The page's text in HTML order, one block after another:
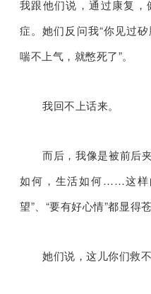
我跟他们说，通过康复
症。她们反问我“你见过
喘不上气，就憋死了”。
我回不上话来。
而后，我像是被前后
如何，生活如何……这样
望”、“要有好心情”都显得
她们说，这儿你们救不